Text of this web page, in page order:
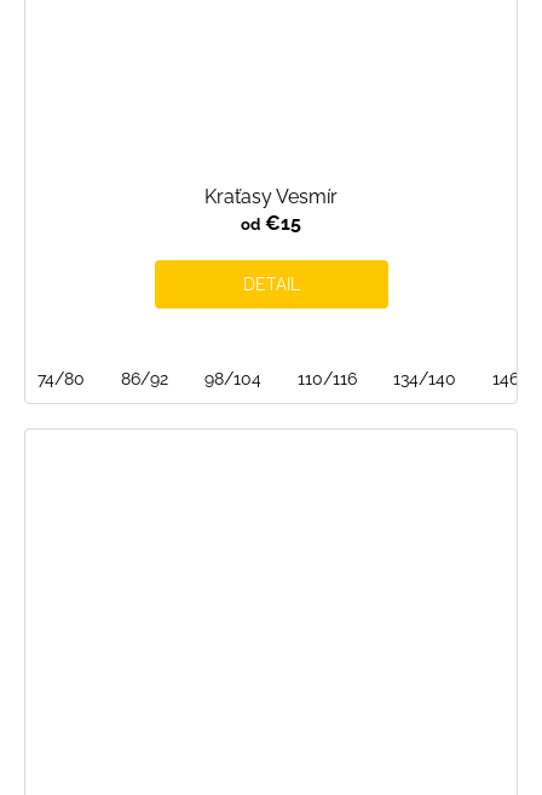
Kraťasy Vesmír
od €15
DETAIL
74/80 86/92 98/104 110/116 134/140 146/